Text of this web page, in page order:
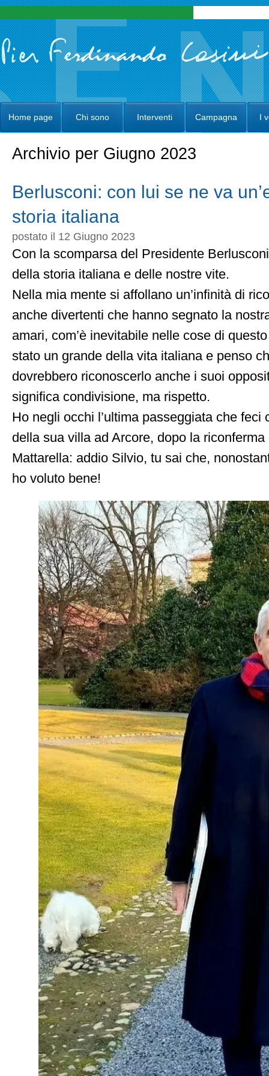
Home page Chi sono Interventi Campagna I
Archivio per Giugno 2023
Berlusconi: con lui se ne va
storia italiana
postato il 12 Giugno 2023
Con la scomparsa del Presidente
della storia italiana e delle nostre vite.
Nella mia mente si affollano un’infinità di
anche divertenti che hanno segnato la
amari, com’è inevitabile nelle cose di
stato un grande della vita italiana e penso
dovrebbero riconoscerlo anche i suoi
significa condivisione, ma rispetto.
Ho negli occhi l’ultima passeggiata che feci
della sua villa ad Arcore, dopo la
Mattarella: addio Silvio, tu sai che,
ho voluto bene!